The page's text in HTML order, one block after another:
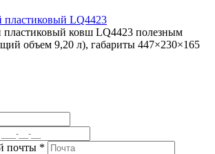
LQ4423
ковш LQ4423 полезным
объем 9,20 л), габариты 447×230×165
почты *